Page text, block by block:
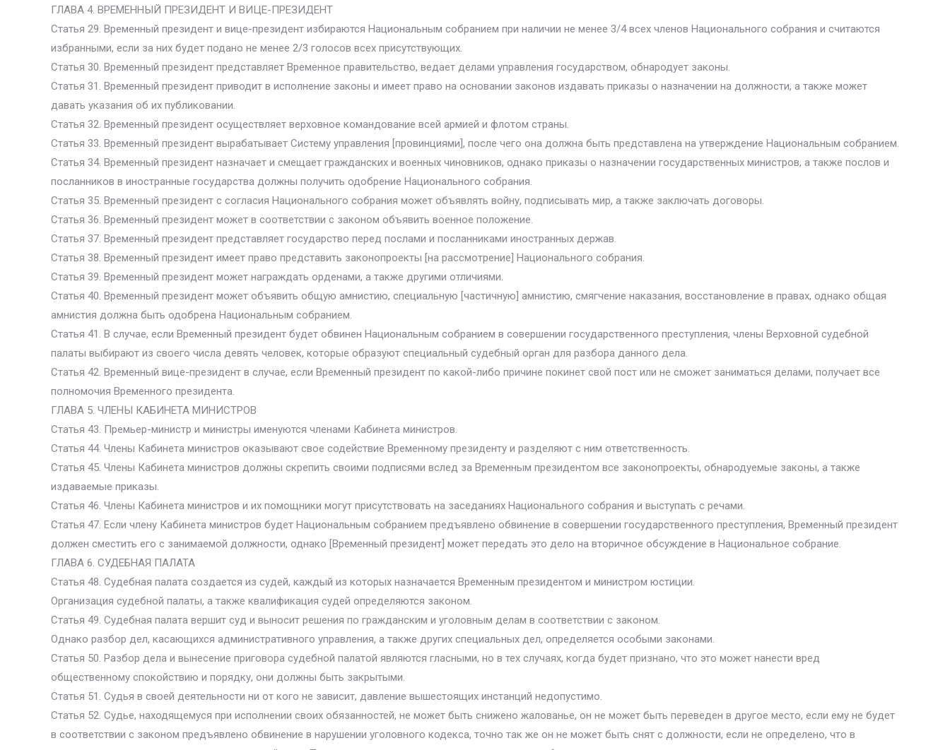
ГЛАВА 4. ВРЕМЕННЫЙ ПРЕЗИДЕНТ И ВИЦЕ-ПРЕЗИДЕНТ
Статья 29. Временный президент и вице-президент избираются Национальным собранием при наличии не менее 3/4 всех членов Национального собрания и считаются
избранными, если за них будет подано не менее 2/3 голосов всех присутствующих.
Статья 30. Временный президент представляет Временное правительство, ведает делами управления государством, обнародует законы.
Статья 31. Временный президент приводит в исполнение законы и имеет право на основании законов издавать приказы о назначении на должности, а также может
давать указания об их публиковании.
Статья 32. Временный президент осуществляет верховное командование всей армией и флотом страны.
Статья 33. Временный президент вырабатывает Систему управления [провинциями], после чего она должна быть представлена на утверждение Национальным собранием.
Статья 34. Временный президент назначает и смещает гражданских и военных чиновников, однако приказы о назначении государственных министров, а также послов и
посланников в иностранные государства должны получить одобрение Национального собрания.
Статья 35. Временный президент с согласия Национального собрания может объявлять войну, подписывать мир, а также заключать договоры.
Статья 36. Временный президент может в соответствии с законом объявить военное положение.
Статья 37. Временный президент представляет государство перед послами и посланниками иностранных держав.
Статья 38. Временный президент имеет право представить законопроекты [на рассмотрение] Национального собрания.
Статья 39. Временный президент может награждать орденами, а также другими отличиями.
Статья 40. Временный президент может объявить общую амнистию, специальную [частичную] амнистию, смягчение наказания, восстановление в правах, однако общая
амнистия должна быть одобрена Национальным собранием.
Статья 41. В случае, если Временный президент будет обвинен Национальным собранием в совершении государственного преступления, члены Верховной судебной
палаты выбирают из своего числа девять человек, которые образуют специальный судебный орган для разбора данного дела.
Статья 42. Временный вице-президент в случае, если Временный президент по какой-либо причине покинет свой пост или не сможет заниматься делами, получает все
полномочия Временного президента.
ГЛАВА 5. ЧЛЕНЫ КАБИНЕТА МИНИСТРОВ
Статья 43. Премьер-министр и министры именуются членами Кабинета министров.
Статья 44. Члены Кабинета министров оказывают свое содействие Временному президенту и разделяют с ним ответственность.
Статья 45. Члены Кабинета министров должны скрепить своими подписями вслед за Временным президентом все законопроекты, обнародуемые законы, а также
издаваемые приказы.
Статья 46. Члены Кабинета министров и их помощники могут присутствовать на заседаниях Национального собрания и выступать с речами.
Статья 47. Если члену Кабинета министров будет Национальным собранием предъявлено обвинение в совершении государственного преступления, Временный президент
должен сместить его с занимаемой должности, однако [Временный президент] может передать это дело на вторичное обсуждение в Национальное собрание.
ГЛАВА 6. СУДЕБНАЯ ПАЛАТА
Статья 48. Судебная палата создается из судей, каждый из которых назначается Временным президентом и министром юстиции.
Организация судебной палаты, а также квалификация судей определяются законом.
Статья 49. Судебная палата вершит суд и выносит решения по гражданским и уголовным делам в соответствии с законом.
Однако разбор дел, касающихся административного управления, а также других специальных дел, определяется особыми законами.
Статья 50. Разбор дела и вынесение приговора судебной палатой являются гласными, но в тех случаях, когда будет признано, что это может нанести вред
общественному спокойствию и порядку, они должны быть закрытыми.
Статья 51. Судья в своей деятельности ни от кого не зависит, давление вышестоящих инстанций недопустимо.
Статья 52. Судье, находящемуся при исполнении своих обязанностей, не может быть снижено жалованье, он не может быть переведен в другое место, если ему не будет
в соответствии с законом предъявлено обвинение в нарушении уголовного кодекса, точно так же он не может быть снят с должности, если не определено, что в